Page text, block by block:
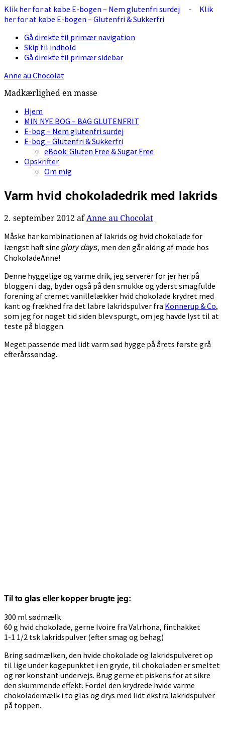
Klik her for at købe E-bogen – Nem glutenfri surdej - Klik
her for at købe E-bogen – Glutenfri & Sukkerfri
Gå direkte til primær navigation
Skip til indhold
Gå direkte til primær sidebar
Anne au Chocolat
Madkærlighed en masse
Hjem
MIN NYE BOG – BAG GLUTENFRIT
E-bog – Nem glutenfri surdej
E-bog – Glutenfri & Sukkerfri
eBook: Gluten Free & Sugar Free
Opskrifter
Om mig
Varm hvid chokoladedrik med lakrids
2. september 2012 afAnne au Chocolat
Måske har kombinationen af lakrids og hvid chokolade for
længst haft sine glory days, men den går aldrig af mode hos
ChokoladeAnne!
Denne hyggelige og varme drik, jeg serverer for jer her på
bloggen i dag, byder også på den smukke og yderst smagfulde
forening af cremet vanillelækker hvid chokolade krydret med
kant og frækhed fra det labre lakridspulver fra Konnerup & Co,
som jeg for noget tid siden blev spurgt, om jeg havde lyst til at
teste på bloggen.
Meget passende med lidt varm sød hygge på årets første grå
efterårssøndag.
Til to glas eller kopper brugte jeg:
300 ml sødmælk
60 g hvid chokolade, gerne Ivoire fra Valrhona, finthakket
1-1 1/2 tsk lakridspulver (efter smag og behag)
Bring sødmælken, den hvide chokolade og lakridspulveret op
til lige under kogepunktet i en gryde, til chokoladen er smeltet
og rør konstant undervejs. Brug gerne et piskeris for at sikre
den skummende effekt. Fordel den krydrede hvide varme
chokolademælk i to glas og drys med lidt ekstra lakridspulver
på toppen.